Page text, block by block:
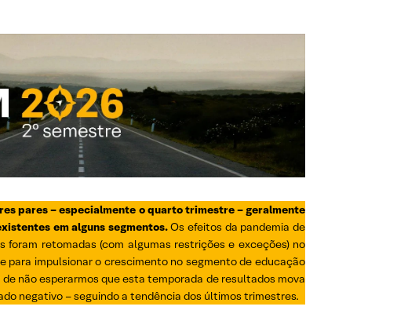
pares – especialmente o quarto trimestre – geralmente
em alguns segmentos. Os efeitos da pandemia de
retomadas (com algumas restrições e exceções) no
para impulsionar o crescimento no segmento de educação
não esperarmos que esta temporada de resultados mova
negativo – seguindo a tendência dos últimos trimestres.